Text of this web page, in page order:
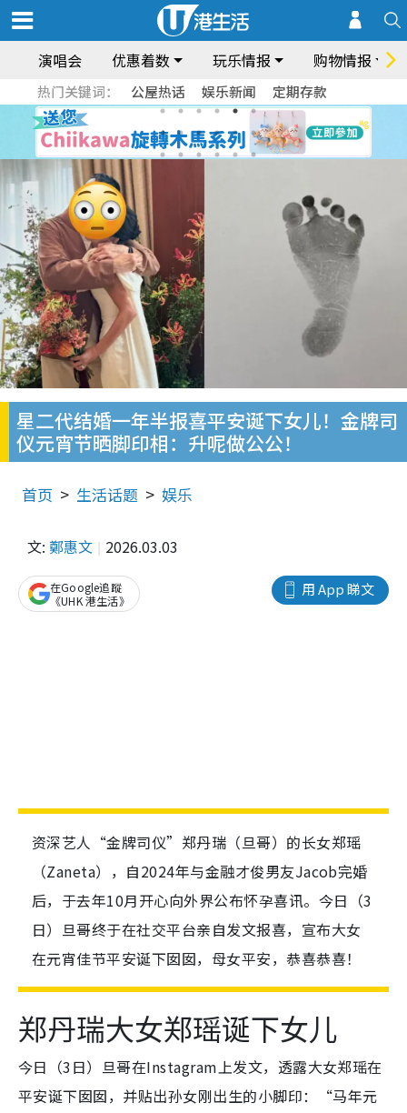
演唱会 优惠着数 玩乐情报 购物情报
热门关键词： 公屋热话 娱乐新闻 定期存款
星二代结婚一年半报喜平安诞下女儿！金牌司
仪元宵节晒脚印相：升呢做公公！
首页 生活话题 娱乐
文: 鄭惠文 2026.03.03
用 App 睇文
在Google追蹤
《UHK 港生活》
资深艺人“金牌司仪”郑丹瑞（旦哥）的长女郑瑶
（Zaneta），自2024年与金融才俊男友Jacob完婚
后，于去年10月开心向外界公布怀孕喜讯。今日（3
日）旦哥终于在社交平台亲自发文报喜，宣布大女
在元宵佳节平安诞下囡囡，母女平安，恭喜恭喜！
郑丹瑞大女郑瑶诞下女儿
今日（3日）旦哥在Instagram上发文，透露大女郑瑶在
平安诞下囡囡，并贴出孙女刚出生的小脚印：“马年元